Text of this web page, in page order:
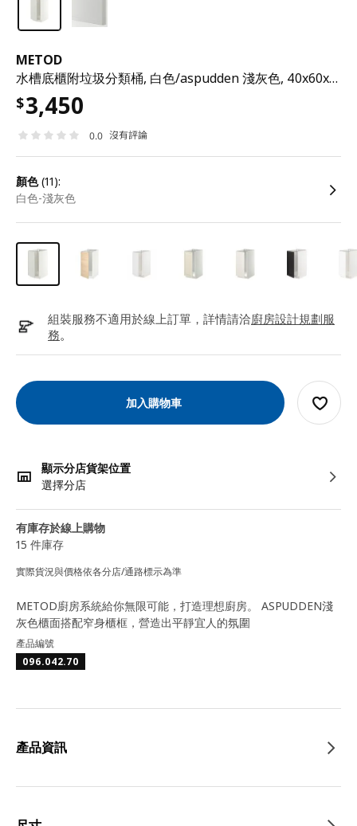
METOD
水槽底櫃附垃圾分類桶, 白色/aspudden 淺灰色, 40x60x80 公分
$3,450
0.0 沒有評論
顏色(11):
白色-淺灰色
組裝服務不適用於線上訂單，詳情請洽廚房設計規劃服
務。
加入購物車
顯示分店貨架位置
選擇分店
有庫存於線上購物
15 件庫存
實際貨況與價格依各分店/通路標示為準
METOD廚房系統給你無限可能，打造理想廚房。 ASPUDDEN淺
灰色櫃面搭配窄身櫃框，營造出平靜宜人的氛圍
產品編號
096.042.70
產品資訊